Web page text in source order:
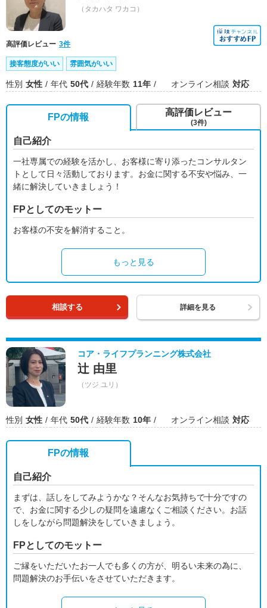
（タカハタ ワカコ）
高評価レビュー 3件
接客態度がいい 雰囲気がいい
性別 女性 年代 50代 経験年数 11年 オンライン相談 対応
FPの情報
自己紹介
一社専属での経験を活かし、お客様に寄り添ったコンサルタン
トとして日々活動しております。お金に関する不安や悩み、一
緒に解決していきましょう！
FPとしてのモットー
お客様の不安を解消すること。
もっと見る
高評価レビュー
(3件)
相談する 詳細を見る
コア・ライフプランニング株式会社
辻 由里
（ツジ ユリ）
性別 女性 年代 50代 経験年数 10年 オンライン相談 対応
FPの情報
自己紹介
まずは、話しをしてみようかな？そんなお気持ちで十分ですの
で、お金に関する少しの疑問を遠慮なくご相談ください。お話
しをしながら問題解決をしていきましょう。
FPとしてのモットー
ご縁をいただいたお一人でも多くの方が、明るい未来の為に、
問題解決のお手伝いをさせていただきます。